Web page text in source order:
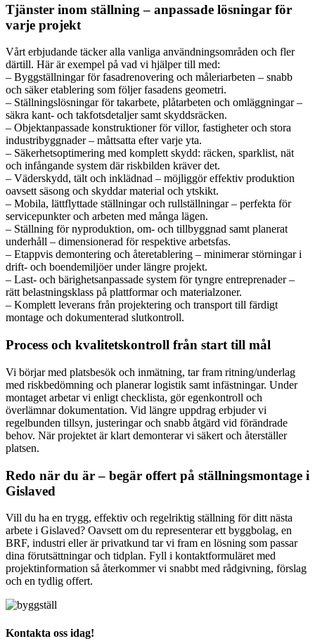
Tjänster inom ställning – anpassade lösningar för
varje projekt
Vårt erbjudande täcker alla vanliga användningsområden och fler
därtill. Här är exempel på vad vi hjälper till med:
– Byggställningar för fasadrenovering och måleriarbeten – snabb
och säker etablering som följer fasadens geometri.
– Ställningslösningar för takarbete, plåtarbeten och omläggningar –
säkra kant- och takfotsdetaljer samt skyddsräcken.
– Objektanpassade konstruktioner för villor, fastigheter och stora
industribyggnader – måttsatta efter varje yta.
– Säkerhetsoptimering med komplett skydd: räcken, sparklist, nät
och infångande system där riskbilden kräver det.
– Väderskydd, tält och inklädnad – möjliggör effektiv produktion
oavsett säsong och skyddar material och ytskikt.
– Mobila, lättflyttade ställningar och rullställningar – perfekta för
servicepunkter och arbeten med många lägen.
– Ställning för nyproduktion, om- och tillbyggnad samt planerat
underhåll – dimensionerad för respektive arbetsfas.
– Etappvis demontering och återetablering – minimerar störningar i
drift- och boendemiljöer under längre projekt.
– Last- och bärighetsanpassade system för tyngre entreprenader –
rätt belastningsklass på plattformar och materialzoner.
– Komplett leverans från projektering och transport till färdigt
montage och dokumenterad slutkontroll.
Process och kvalitetskontroll från start till mål
Vi börjar med platsbesök och inmätning, tar fram ritning/underlag
med riskbedömning och planerar logistik samt infästningar. Under
montaget arbetar vi enligt checklista, gör egenkontroll och
överlämnar dokumentation. Vid längre uppdrag erbjuder vi
regelbunden tillsyn, justeringar och snabb åtgärd vid förändrade
behov. När projektet är klart demonterar vi säkert och återställer
platsen.
Redo när du är – begär offert på ställningsmontage i
Gislaved
Vill du ha en trygg, effektiv och regelriktig ställning för ditt nästa
arbete i Gislaved? Oavsett om du representerar ett byggbolag, en
BRF, industri eller är privatkund tar vi fram en lösning som passar
dina förutsättningar och tidplan. Fyll i kontaktformuläret med
projektinformation så återkommer vi snabbt med rådgivning, förslag
och en tydlig offert.
Kontakta oss idag!